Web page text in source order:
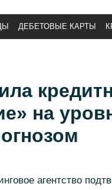
ДЕБЕТОВЫЕ КАРТЫ
на
агентство